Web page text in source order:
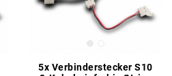
5x Verbinderstecker S10